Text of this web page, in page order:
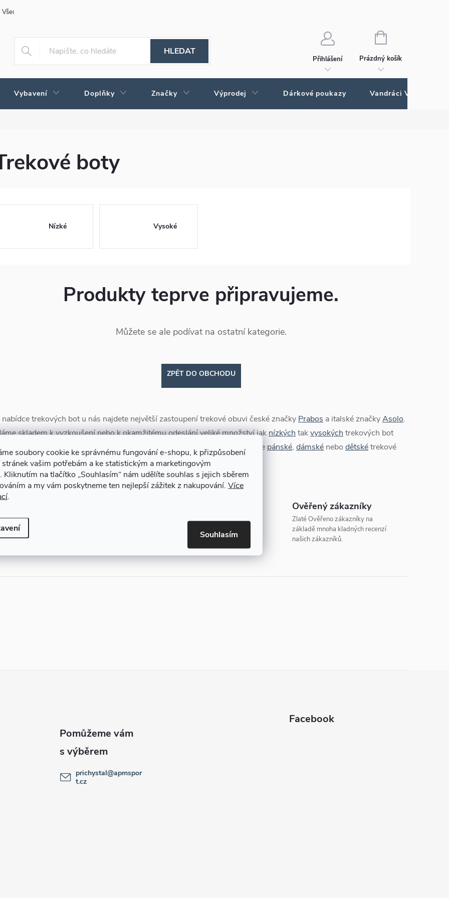
soubory cookie ke správnému fungování e-shopu, k přizpůsobení
vašim potřebám a ke statistickým a marketingovým
Kliknutím na tlačítko „Souhlasím“ nám udělíte souhlas s jejich sběrem
a my vám poskytneme ten nejlepší zážitek z nakupování. Více
.
Souhlasím
Všeobecné obchodní podmínky
HLEDAT
Přihlášení
NÁKUPNÍ
Prázdný košík
Vybavení Doplňky Značky Výprodej Dárkové poukazy Vandráci
boty
Nízké Vysoké
Produkty teprve připravujeme.
Můžete se ale podívat na ostatní kategorie.
ZPĚT DO OBCHODU
nabídce trekových bot u nás najdete největší zastoupení trekové obuvi české značky Prabos a italské značkyAsolo.
skladem k vyzkoušení nebo k okamžitému odeslání veliké množství jak nízkých takvysokých trekových bot
nebo
trekových sandálů a můžete si samozřejmě jednoduše vyfiltrovat pouze pánské, dámské nebo dětskétrekové
do Parcelshopu při
nad 2000 Kč zdarma!
Na vrácení zboží máte u nás 14 dní,
Ověřený zákazníky
Zlaté Ověřeno zákazníky na
základě mnoha kladných recenzí
našich zákazníků.
prichystal@apmspor
t.cz
Facebook